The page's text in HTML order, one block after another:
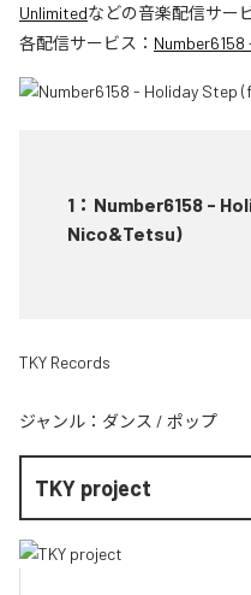
Unlimitedなどの音楽配信サー
各配信サービス：
1 ： Number6158 -
Nico&Tetsu)
TKY Records
ジャンル： ダンス / ポップ
TKY project